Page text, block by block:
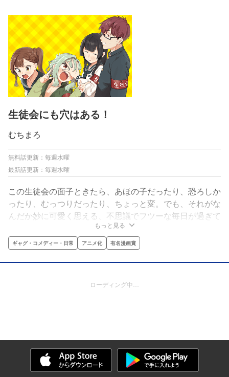
生徒会にも穴はある！
むちまろ
無料話更新：毎週水曜
最新話更新：毎週水曜
この生徒会の面子ときたら、あほの子だったり、恐ろしか
ったり、むっつりだったり、ちょっと変。でも、それがな
んだか妙に可愛く思える、不思議でフツーな毎日が過ぎて
いく。ちょっぴり天才なむちまろが贈る、世界一キュート
な日常４コマ！
もっと見る
ギャグ・コメディー・日常 アニメ化 有名漫画賞
ローディング中…